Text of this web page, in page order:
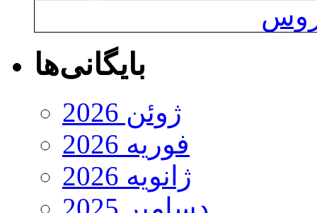
بایگانی‌ها
ژوئن 2026
فوریه 2026
ژانویه 2026